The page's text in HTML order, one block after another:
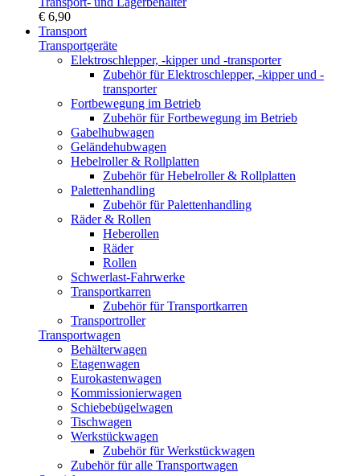
€ 6,90
Transport
Transportgeräte
Elektroschlepper, -kipper und -transporter
Zubehör für Elektroschlepper, -kipper und -
transporter
Fortbewegung im Betrieb
Zubehör für Fortbewegung im Betrieb
Gabelhubwagen
Geländehubwagen
Hebelroller & Rollplatten
Zubehör für Hebelroller & Rollplatten
Palettenhandling
Zubehör für Palettenhandling
Räder & Rollen
Heberollen
Räder
Rollen
Schwerlast-Fahrwerke
Transportkarren
Zubehör für Transportkarren
Transportroller
Transportwagen
Behälterwagen
Etagenwagen
Eurokastenwagen
Kommissionierwagen
Schiebebügelwagen
Tischwagen
Werkstückwagen
Zubehör für Werkstückwagen
Zubehör für alle Transportwagen